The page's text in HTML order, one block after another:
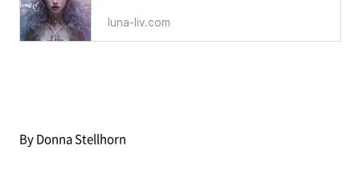
luna-liv.com
By Donna Stellhorn